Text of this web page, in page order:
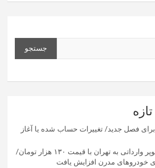
جستجو
برای فصل جدید/ تغییرات حساب شده یا آغاز
بازگشت بنزین سوپر وارداتی به تهران با قیمت ۱۳۰ هزار تومان/
خودرو‌های مدرن افزایش یافت